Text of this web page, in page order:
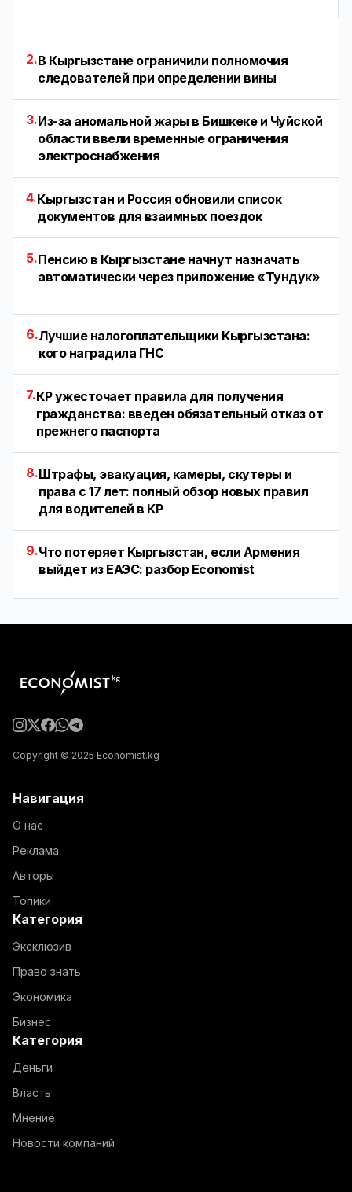
2.В Кыргызстане ограничили полномочия
следователей при определении вины
3.Из-за аномальной жары в Бишкеке и Чуйской
области ввели временные ограничения
электроснабжения
4.Кыргызстан и Россия обновили список
документов для взаимных поездок
5.Пенсию в Кыргызстане начнут назначать
автоматически через приложение «Тундук»
6.Лучшие налогоплательщики Кыргызстана:
кого наградила ГНС
7.КР ужесточает правила для получения
гражданства: введен обязательный отказ от
прежнего паспорта
8.Штрафы, эвакуация, камеры, скутеры и
права с 17 лет: полный обзор новых правил
для водителей в КР
9.Что потеряет Кыргызстан, если Армения
выйдет из ЕАЭС: разбор Economist
Copyright © 2025 Economist.kg
Навигация
О нас
Реклама
Авторы
Топики
Категория
Эксклюзив
Право знать
Экономика
Бизнес
Категория
Деньги
Власть
Мнение
Новости компаний